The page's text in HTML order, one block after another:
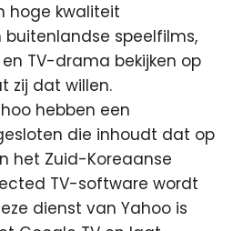
hoge kwaliteit
buitenlandse speelfilms,
TV-drama bekijken op
zij dat willen.
hebben een
die inhoudt dat op
het Zuid-Koreaanse
TV-software wordt
dienst van Yahoo is